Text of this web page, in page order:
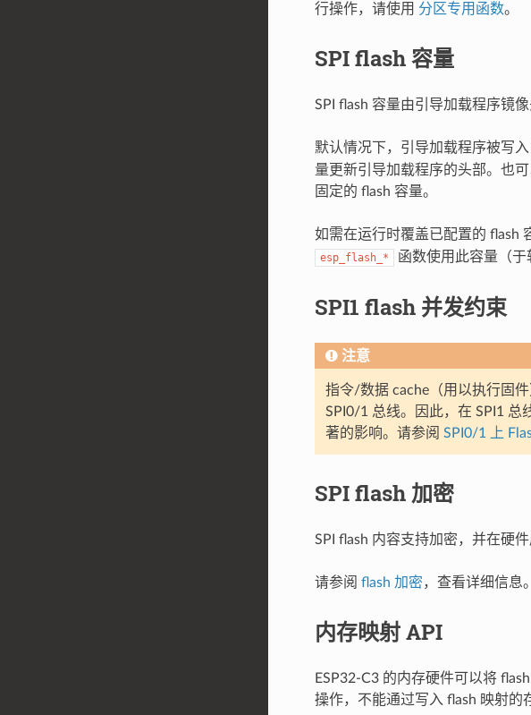
行操作，请使用 分区专用函数。
SPI flash 容量
SPI flash 容量由引导加载程序镜
默认情况下，引导加载程序被写入
量更新引导加载程序的头部。也
固定的 flash 容量。
如需在运行时覆盖已配置的 flash
esp_flash_* 函数使用此容量（于
SPI1 flash 并发约束
注意
指令/数据 cache（用以执行固
SPI0/1 总线。因此，在 SPI1 总
著的影响。请参阅 SPI0/1 上
SPI flash 加密
SPI flash 内容支持加密，并在硬件
请参阅 flash 加密，查看详细信息。
内存映射 API
ESP32-C3 的内存硬件可以将
操作，不能通过写入 flash 映射的